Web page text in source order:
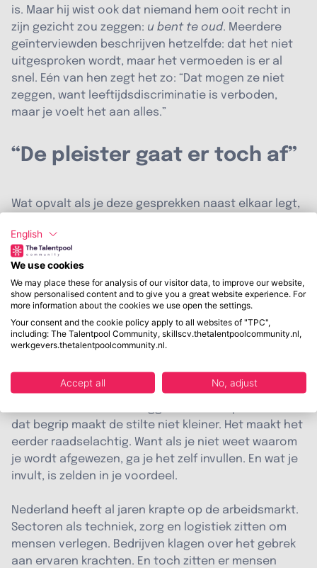
is. Maar hij wist ook dat niemand hem ooit recht in
zijn gezicht zou zeggen: u bent te oud. Meerdere
geïnterviewden beschrijven hetzelfde: dat het niet
uitgesproken wordt, maar het vermoeden is er al
snel. Eén van hen zegt het zo: “Dat mogen ze niet
zeggen, want leeftijdsdiscriminatie is verboden,
maar je voelt het aan alles.”
“De pleister gaat er toch af”
Wat opvalt als je deze gesprekken naast elkaar legt,
Geen speciale behandeling, geen garanties.
Eerlijkheid, dat is het.
“Een werkzoekende wil gewoon het eerlijke antwoord
hebben,” zegt een van hen. “Die pleister gaat er toch
af. Het doet toch pijn. Afgewezen worden doet toch
pijn. Maar wees dan afgewezen met een goed
De geïnterviewden snappen de tijdsdruk. Ze weten
dat begrip maakt de stilte niet kleiner. Het maakt het
eerder raadselachtig. Want als je niet weet waarom
je wordt afgewezen, ga je het zelf invullen. En wat je
invult, is zelden in je voordeel.
Nederland heeft al jaren krapte op de arbeidsmarkt.
Sectoren als techniek, zorg en logistiek zitten om
mensen verlegen. Bedrijven klagen over het gebrek
aan ervaren krachten. En toch zitten er mensen
English
We use cookies
We may place these for analysis of our visitor data, to improve our website,
show personalised content and to give you a great website experience. For
more information about the cookies we use open the settings.
Your consent and the cookie policy apply to all websites of "TPC",
including: The Talentpool Community, skillscv.thetalentpoolcommunity.nl,
werkgevers.thetalentpoolcommunity.nl.
Accept all No, adjust